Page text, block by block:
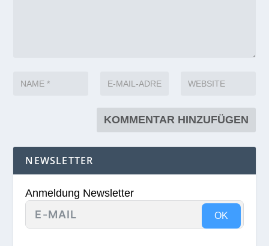
NEWSLETTER
Anmeldung Newsletter
OK